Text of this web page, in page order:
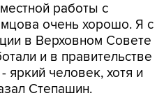
работы с
очень хорошо. Я с
в Верховном Совете
и в правительстве
яркий человек, хотя и
Степашин.